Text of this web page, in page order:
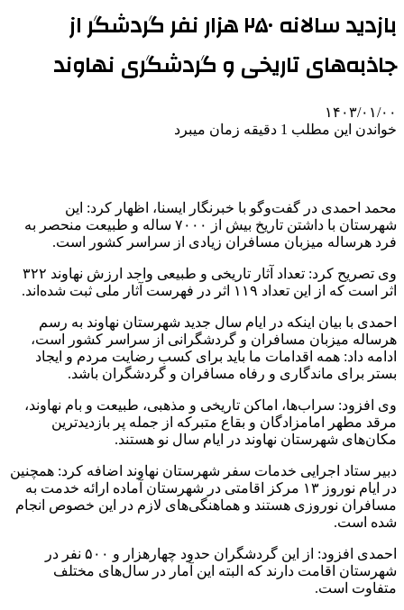
بازدید سالانه ۲۵۰ هزار نفر گردشگر از
جاذبه‌های تاریخی و گردشگری نهاوند
۱۴۰۳/۰۱/۰۰
خواندن این مطلب 1 دقیقه زمان میبرد
محمد احمدی در گفت‌وگو با خبرنگار ایسنا، اظهار کرد: این
شهرستان با داشتن تاریخ بیش از ۷۰۰۰ ساله و طبیعت منحصر به
فرد هرساله میزبان مسافران زیادی از سراسر کشور است.
وی تصریح کرد: تعداد آثار تاریخی و طبیعی واجد ارزش نهاوند ۳۲۲
اثر است که از این تعداد ۱۱۹ اثر در فهرست آثار ملی ثبت شده‌اند.
احمدی با بیان اینکه در ایام سال جدید شهرستان نهاوند به رسم
هرساله میزبان مسافران و گردشگرانی از سراسر کشور است،
ادامه داد: همه اقدامات ما باید برای کسب رضایت مردم و ایجاد
بستر برای ماندگاری و رفاه مسافران و گردشگران باشد.
وی افزود: سراب‌ها، اماکن تاریخی و مذهبی، طبیعت و بام نهاوند،
مرقد مطهر امامزادگان و بقاع متبرکه از جمله پر بازدیدترین
مکان‌های شهرستان نهاوند در ایام سال نو هستند.
دبیر ستاد اجرایی خدمات سفر شهرستان نهاوند اضافه کرد: همچنین
در ایام نوروز ۱۳ مرکز اقامتی در شهرستان آماده ارائه خدمت به
مسافران نوروزی هستند و هماهنگی‌های لازم در این خصوص انجام
شده است.
احمدی افزود: از این گردشگران حدود چهارهزار و ۵۰۰ نفر در
شهرستان اقامت دارند که البته این آمار در سال‌های مختلف
متفاوت است.